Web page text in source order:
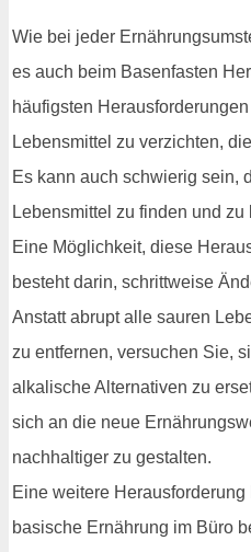
Wie bei jeder
es auch beim Basenfasten
häufigsten
Lebensmittel zu verzichten,
Es kann auch schwierig sein,
Lebensmittel zu finden und
Eine Möglichkeit, diese
besteht darin, schrittweise
Anstatt abrupt alle sauren
zu entfernen, versuchen Sie,
alkalische Alternativen zu
sich an die neue
nachhaltiger zu gestalten.
Eine weitere
basische Ernährung im Büro